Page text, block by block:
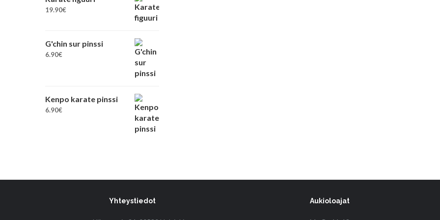
19.90€
G'chin sur pinssi
6.90€
Kenpo karate pinssi
6.90€
Yhteystiedot Aukioloajat